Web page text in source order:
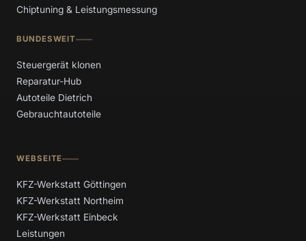
Chiptuning & Leistungsmessung
BUNDESWEIT
Steuergerät klonen
Reparatur-Hub
Autoteile Dietrich
Gebrauchtautoteile
WEBSEITE
KFZ-Werkstatt Göttingen
KFZ-Werkstatt Northeim
KFZ-Werkstatt Einbeck
Leistungen